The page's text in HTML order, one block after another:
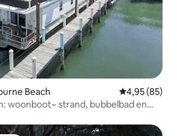
Beach Gemiddelde
4,95 (85)
woonboot~ strand, bubbelbad en